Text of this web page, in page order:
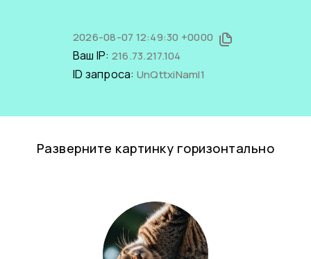
2026-08-07 12:49:30 +0000
Ваш IP: 216.73.217.104
ID запроса: UnQttxiNamI1
Разверните картинку горизонтально